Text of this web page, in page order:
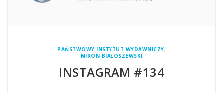
PAŃSTWOWY INSTYTUT WYDAWNICZY,
MIRON BIAŁOSZEWSKI
INSTAGRAM #134